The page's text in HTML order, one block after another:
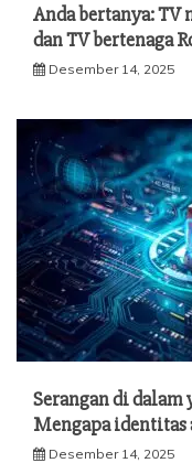
Anda bertanya:
dan TV bertenaga
Desember 14, 2025
Serangan di dalam
Mengapa
Desember 14, 2025